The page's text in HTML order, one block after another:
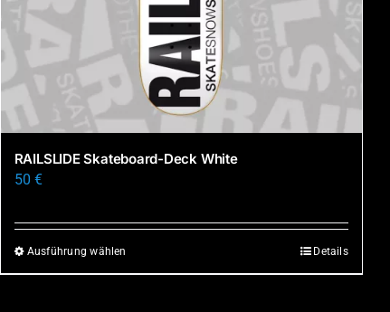
RAILSLIDE Skateboard-Deck White
50€
Ausführung wählen
Produkt
Details